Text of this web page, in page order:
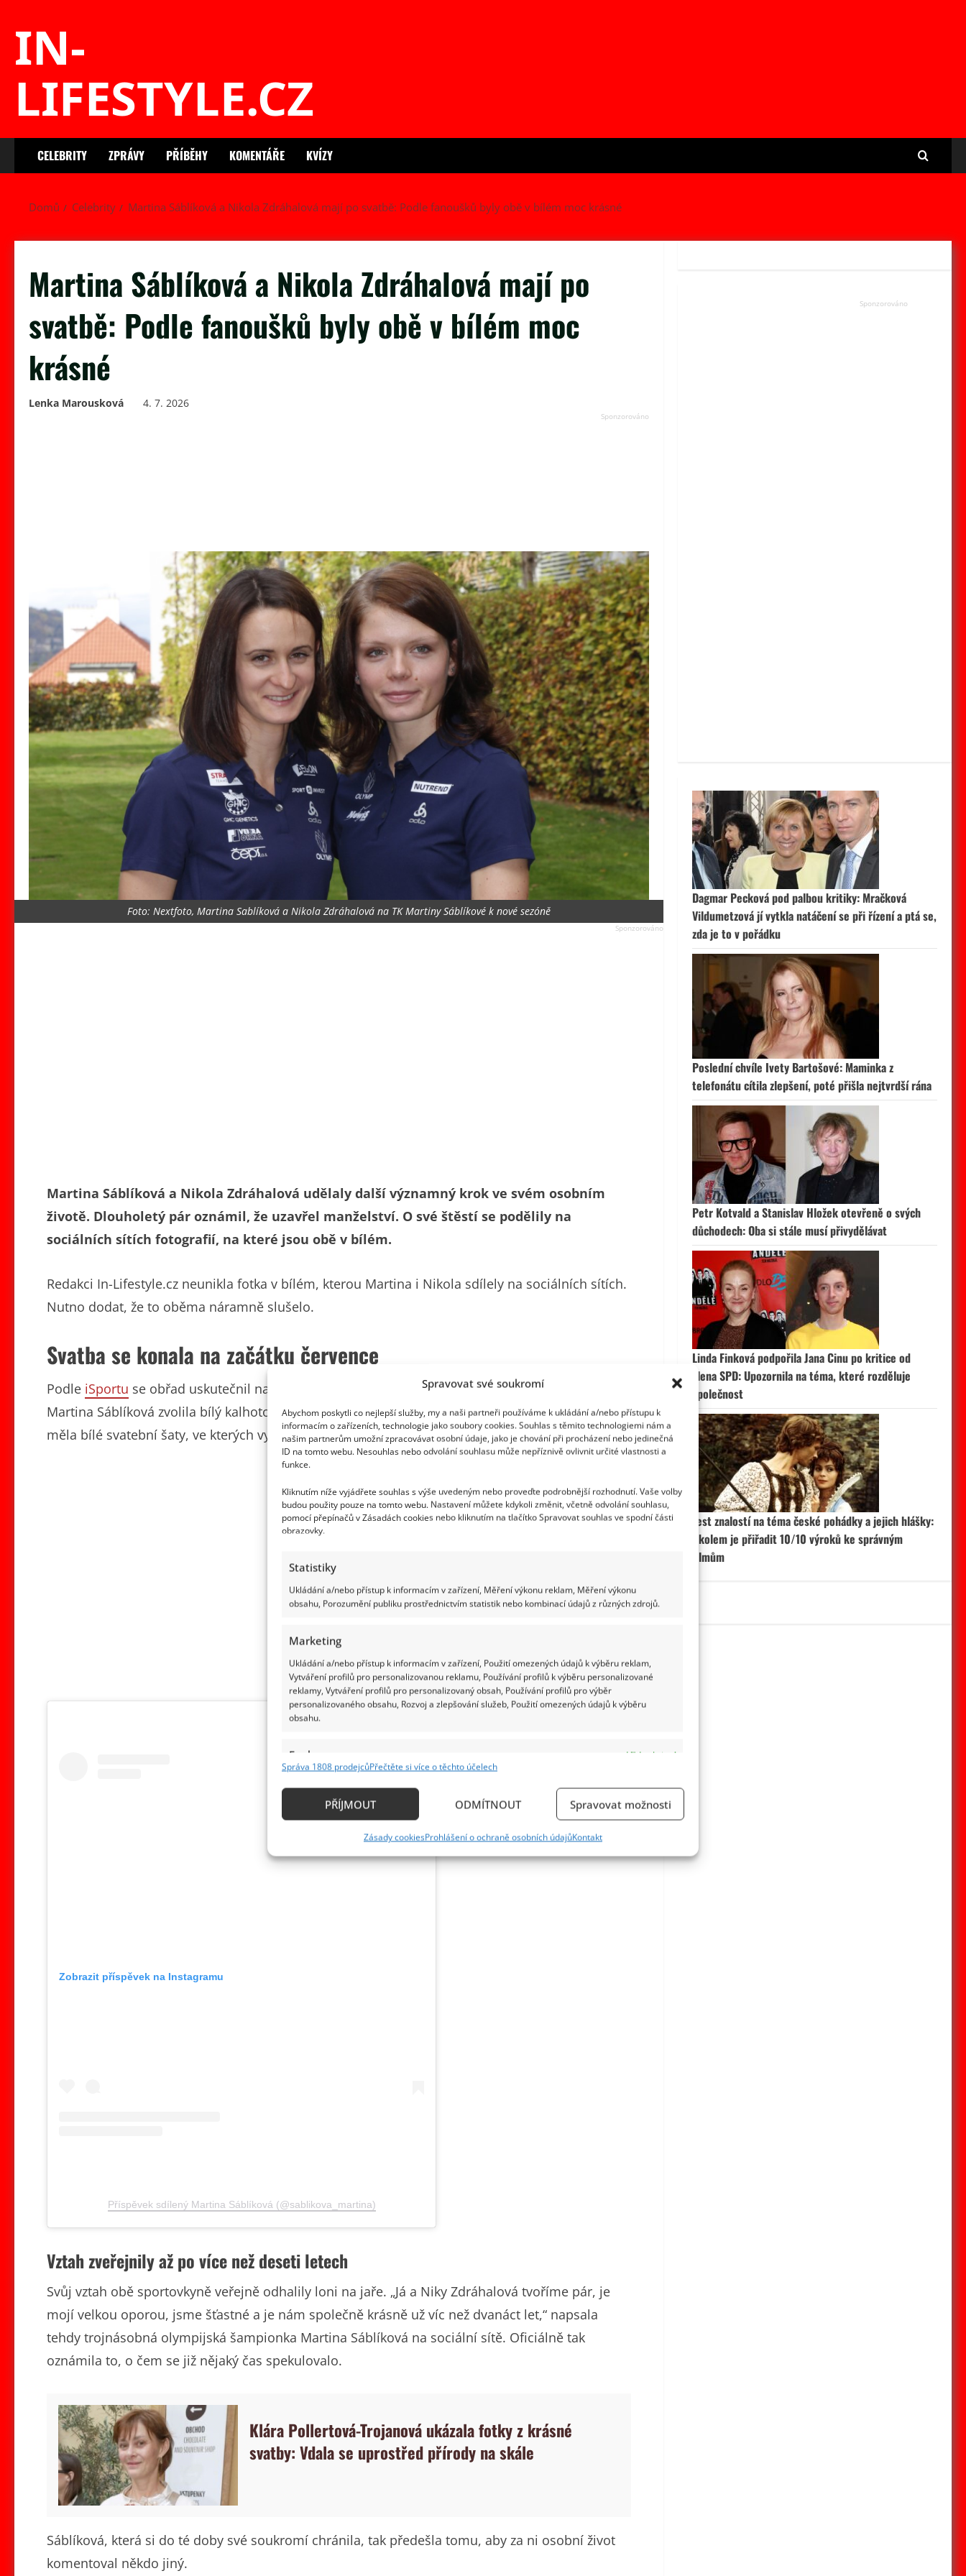
Spravovat své soukromí
Abychom poskytli co nejlepší služby, my a naši partneři používáme k ukládání a/nebo přístupu k
informacím o zařízeních, technologie jako soubory cookies. Souhlas s těmito technologiemi nám a
našim partnerům umožní zpracovávat osobní údaje, jako je chování při procházení nebo jedinečná
ID na tomto webu. Nesouhlas nebo odvolání souhlasu může nepříznivě ovlivnit určité vlastnosti a
funkce.
Kliknutím níže vyjádřete souhlas s výše uvedeným nebo proveďte podrobnější rozhodnutí. Vaše volby
budou použity pouze na tomto webu. Nastavení můžete kdykoli změnit, včetně odvolání souhlasu,
pomocí přepínačů v Zásadách cookies nebo kliknutím na tlačítko Spravovat souhlas ve spodní části
obrazovky.
Statistiky
Ukládání a/nebo přístup k informacím v zařízení, Měření výkonu reklam, Měření výkonu
obsahu, Porozumění publiku prostřednictvím statistik nebo kombinací údajů z různých zdrojů.
Marketing
Ukládání a/nebo přístup k informacím v zařízení, Použití omezených údajů k výběru reklam,
Vytváření profilů pro personalizovanou reklamu, Používání profilů k výběru personalizované
reklamy, Vytváření profilů pro personalizovaný obsah, Používání profilů pro výběr
personalizovaného obsahu, Rozvoj a zlepšování služeb, Použití omezených údajů k výběru
obsahu.
Funkce
Vždy aktivní
Identifikace zařízení na základě automaticky přenášených informací.
základě aktivně požadovaných informací.
Správa 1808 prodejcůPřečtěte si více o těchto účelech
PŘÍJMOUT ODMÍTNOUT Spravovat možnosti
Zásady cookiesProhlášení o ochraně osobních údajůKontakt
IN-
LIFESTYLE.CZ
CELEBRITY ZPRÁVY PŘÍBĚHY KOMENTÁŘE KVÍZY
Domů Celebrity Martina Sáblíková a Nikola Zdráhalová mají po svatbě: Podle fanoušků byly obě v bílém moc krásné
Martina Sáblíková a Nikola Zdráhalová mají po
svatbě: Podle fanoušků byly obě v bílém moc
krásné
Lenka Marousková 4. 7. 2026
Foto: Nextfoto, Martina Sablíková a Nikola Zdráhalová na TK Martiny Sáblíkové k nové sezóně
Martina Sáblíková a Nikola Zdráhalová udělaly další významný krok ve svém osobním
životě. Dlouholetý pár oznámil, že uzavřel manželství. O své štěstí se podělily na
sociálních sítích fotografií, na které jsou obě v bílém.
Redakci In-Lifestyle.cz neunikla fotka v bílém, kterou Martina i Nikola sdílely na sociálních sítích.
Nutno dodat, že to oběma náramně slušelo.
Svatba se konala na začátku července
Podle iSportu se obřad uskutečnil na začátku července ve Ville Fresco v Čeradicích u Holic.
Martina Sáblíková zvolila bílý kalhotový komplet s košilí, vestou a kravatou, Nikola Zdráhalová
měla bílé svatební šaty, ve kterých vypadala jako princezna.
Zobrazit příspěvek na Instagramu
Příspěvek sdílený Martina Sáblíková (@sablikova_martina)
Vztah zveřejnily až po více než deseti letech
Svůj vztah obě sportovkyně veřejně odhalily loni na jaře. „Já a Niky Zdráhalová tvoříme pár, je
mojí velkou oporou, jsme šťastné a je nám společně krásně už víc než dvanáct let,“ napsala
tehdy trojnásobná olympijská šampionka Martina Sáblíková na sociální sítě. Oficiálně tak
oznámila to, o čem se již nějaký čas spekulovalo.
Klára Pollertová-Trojanová ukázala fotky z krásné
svatby: Vdala se uprostřed přírody na skále
Sáblíková, která si do té doby své soukromí chránila, tak předešla tomu, aby za ni osobní život
komentoval někdo jiný.
Dagmar Pecková pod palbou kritiky: Mračková
Vildumetzová jí vytkla natáčení se při řízení a ptá se,
zda je to v pořádku
Poslední chvíle Ivety Bartošové: Maminka z
telefonátu cítila zlepšení, poté přišla nejtvrdší rána
Petr Kotvald a Stanislav Hložek otevřeně o svých
důchodech: Oba si stále musí přivydělávat
Linda Finková podpořila Jana Cinu po kritice od
člena SPD: Upozornila na téma, které rozděluje
společnost
Test znalostí na téma české pohádky a jejich hlášky:
Úkolem je přiřadit 10/10 výroků ke správným
filmům